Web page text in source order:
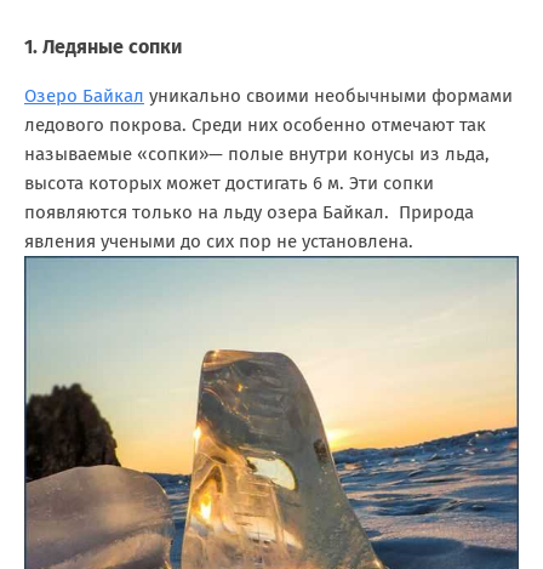
1. Ледяные сопки
Озеро Байкал уникально своими необычными формами
ледового покрова. Среди них особенно отмечают так
называемые «сопки»— полые внутри конусы из льда,
высота которых может достигать 6 м. Эти сопки
появляются только на льду озера Байкал. Природа
явления учеными до сих пор не установлена.